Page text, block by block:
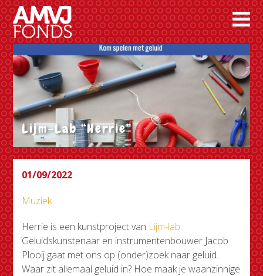
Lijm-Lab “Herrie”
01/09/2022
Muziek
Herrie is een kunstproject van Lijm-lab.
Geluidskunstenaar en instrumentenbouwer Jacob
Plooij gaat met ons op (onder)zoek naar geluid.
Waar zit allemaal geluid in? Hoe maak je waanzinnige